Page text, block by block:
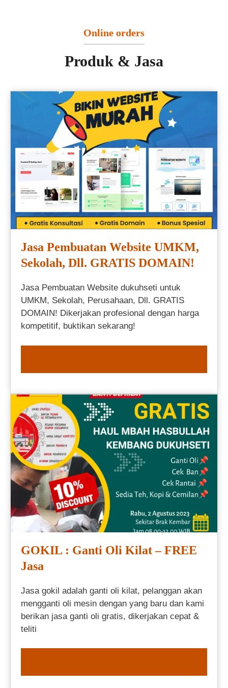
Online orders
Produk & Jasa
Jasa Pembuatan Website UMKM,
Sekolah, Dll. GRATIS DOMAIN!
Jasa Pembuatan Website dukuhseti untuk
UMKM, Sekolah, Perusahaan, Dll. GRATIS
DOMAIN! Dikerjakan profesional dengan harga
kompetitif, buktikan sekarang!
GOKIL : Ganti Oli Kilat – FREE
Jasa
Jasa gokil adalah ganti oli kilat, pelanggan akan
mengganti oli mesin dengan yang baru dan kami
berikan jasa ganti oli gratis, dikerjakan cepat &
teliti